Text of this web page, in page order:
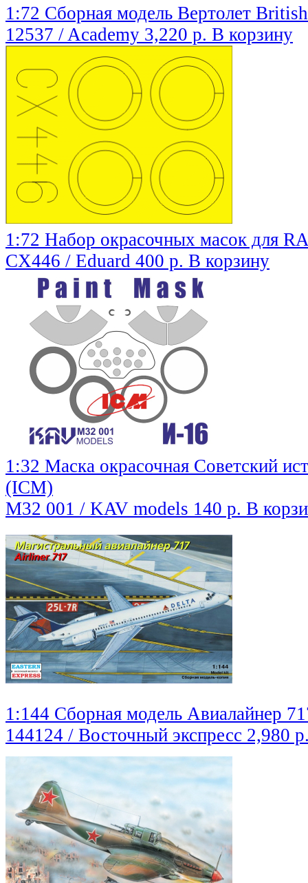
1:72 Сборная модель Вертолет
12537 / Academy 3,220 р. В корзину
1:72 Набор окрасочных масок для
CX446 / Eduard 400 р. В корзину
1:32 Маска окрасочная Советский
(ICM)
M32 001 / KAV models 140 р. В
1:144 Сборная модель Авиалайнер
144124 / Восточный экспресс 2,980